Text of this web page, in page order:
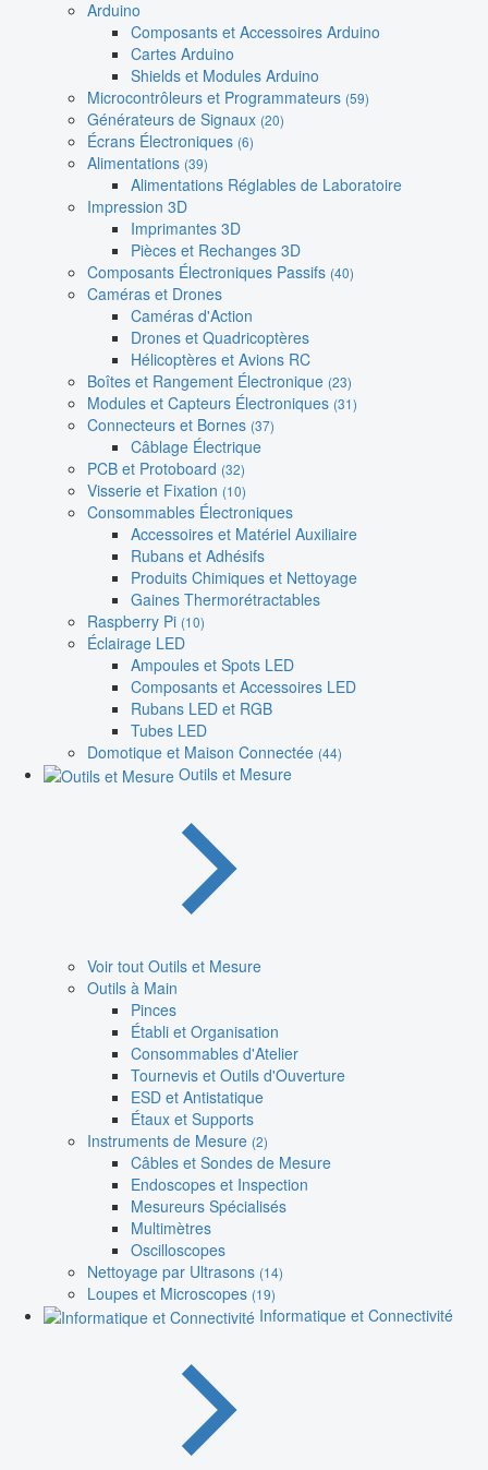
Arduino
Composants et Accessoires Arduino
Cartes Arduino
Shields et Modules Arduino
Microcontrôleurs et Programmateurs (59)
Générateurs de Signaux (20)
Écrans Électroniques (6)
Alimentations (39)
Alimentations Réglables de Laboratoire
Impression 3D
Imprimantes 3D
Pièces et Rechanges 3D
Composants Électroniques Passifs (40)
Caméras et Drones
Caméras d'Action
Drones et Quadricoptères
Hélicoptères et Avions RC
Boîtes et Rangement Électronique (23)
Modules et Capteurs Électroniques (31)
Connecteurs et Bornes (37)
Câblage Électrique
PCB et Protoboard (32)
Visserie et Fixation (10)
Consommables Électroniques
Accessoires et Matériel Auxiliaire
Rubans et Adhésifs
Produits Chimiques et Nettoyage
Gaines Thermorétractables
Raspberry Pi (10)
Éclairage LED
Ampoules et Spots LED
Composants et Accessoires LED
Rubans LED et RGB
Tubes LED
Domotique et Maison Connectée (44)
Outils et Mesure
Voir tout Outils et Mesure
Outils à Main
Pinces
Établi et Organisation
Consommables d'Atelier
Tournevis et Outils d'Ouverture
ESD et Antistatique
Étaux et Supports
Instruments de Mesure (2)
Câbles et Sondes de Mesure
Endoscopes et Inspection
Mesureurs Spécialisés
Multimètres
Oscilloscopes
Nettoyage par Ultrasons (14)
Loupes et Microscopes (19)
Informatique et Connectivité